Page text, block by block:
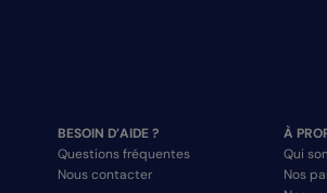
BESOIN D’AIDE ?
Questions fréquentes
Nous contacter
À
Qui
Nos